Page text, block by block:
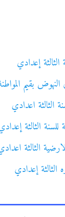
إعدادي
بقيم
الثالثة اعدادي
الثالثة
الثالثة
إعدادي